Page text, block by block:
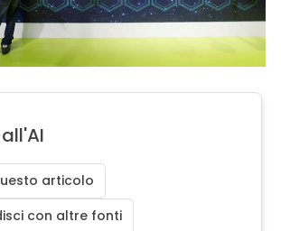
articolo
con altre fonti